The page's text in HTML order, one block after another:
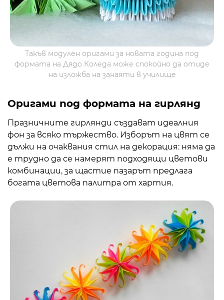
Такъв модулен оригами за новата година под
формата на Дядо Коледа може спокойно да отиде
на изложба на занаяти в училище
Оригами под формата на гирлянд
Празничните гирлянди създават идеалния
фон за всяко тържество. Изборът на цвят се
дължи на очаквания стил на декорация: няма да
е трудно да се намерят подходящи цветови
комбинации, за щастие пазарът предлага
богата цветова палитра от хартия.